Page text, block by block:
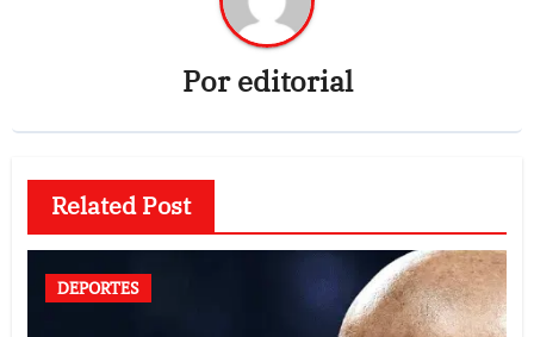
Poreditorial
Related Post
DEPORTES